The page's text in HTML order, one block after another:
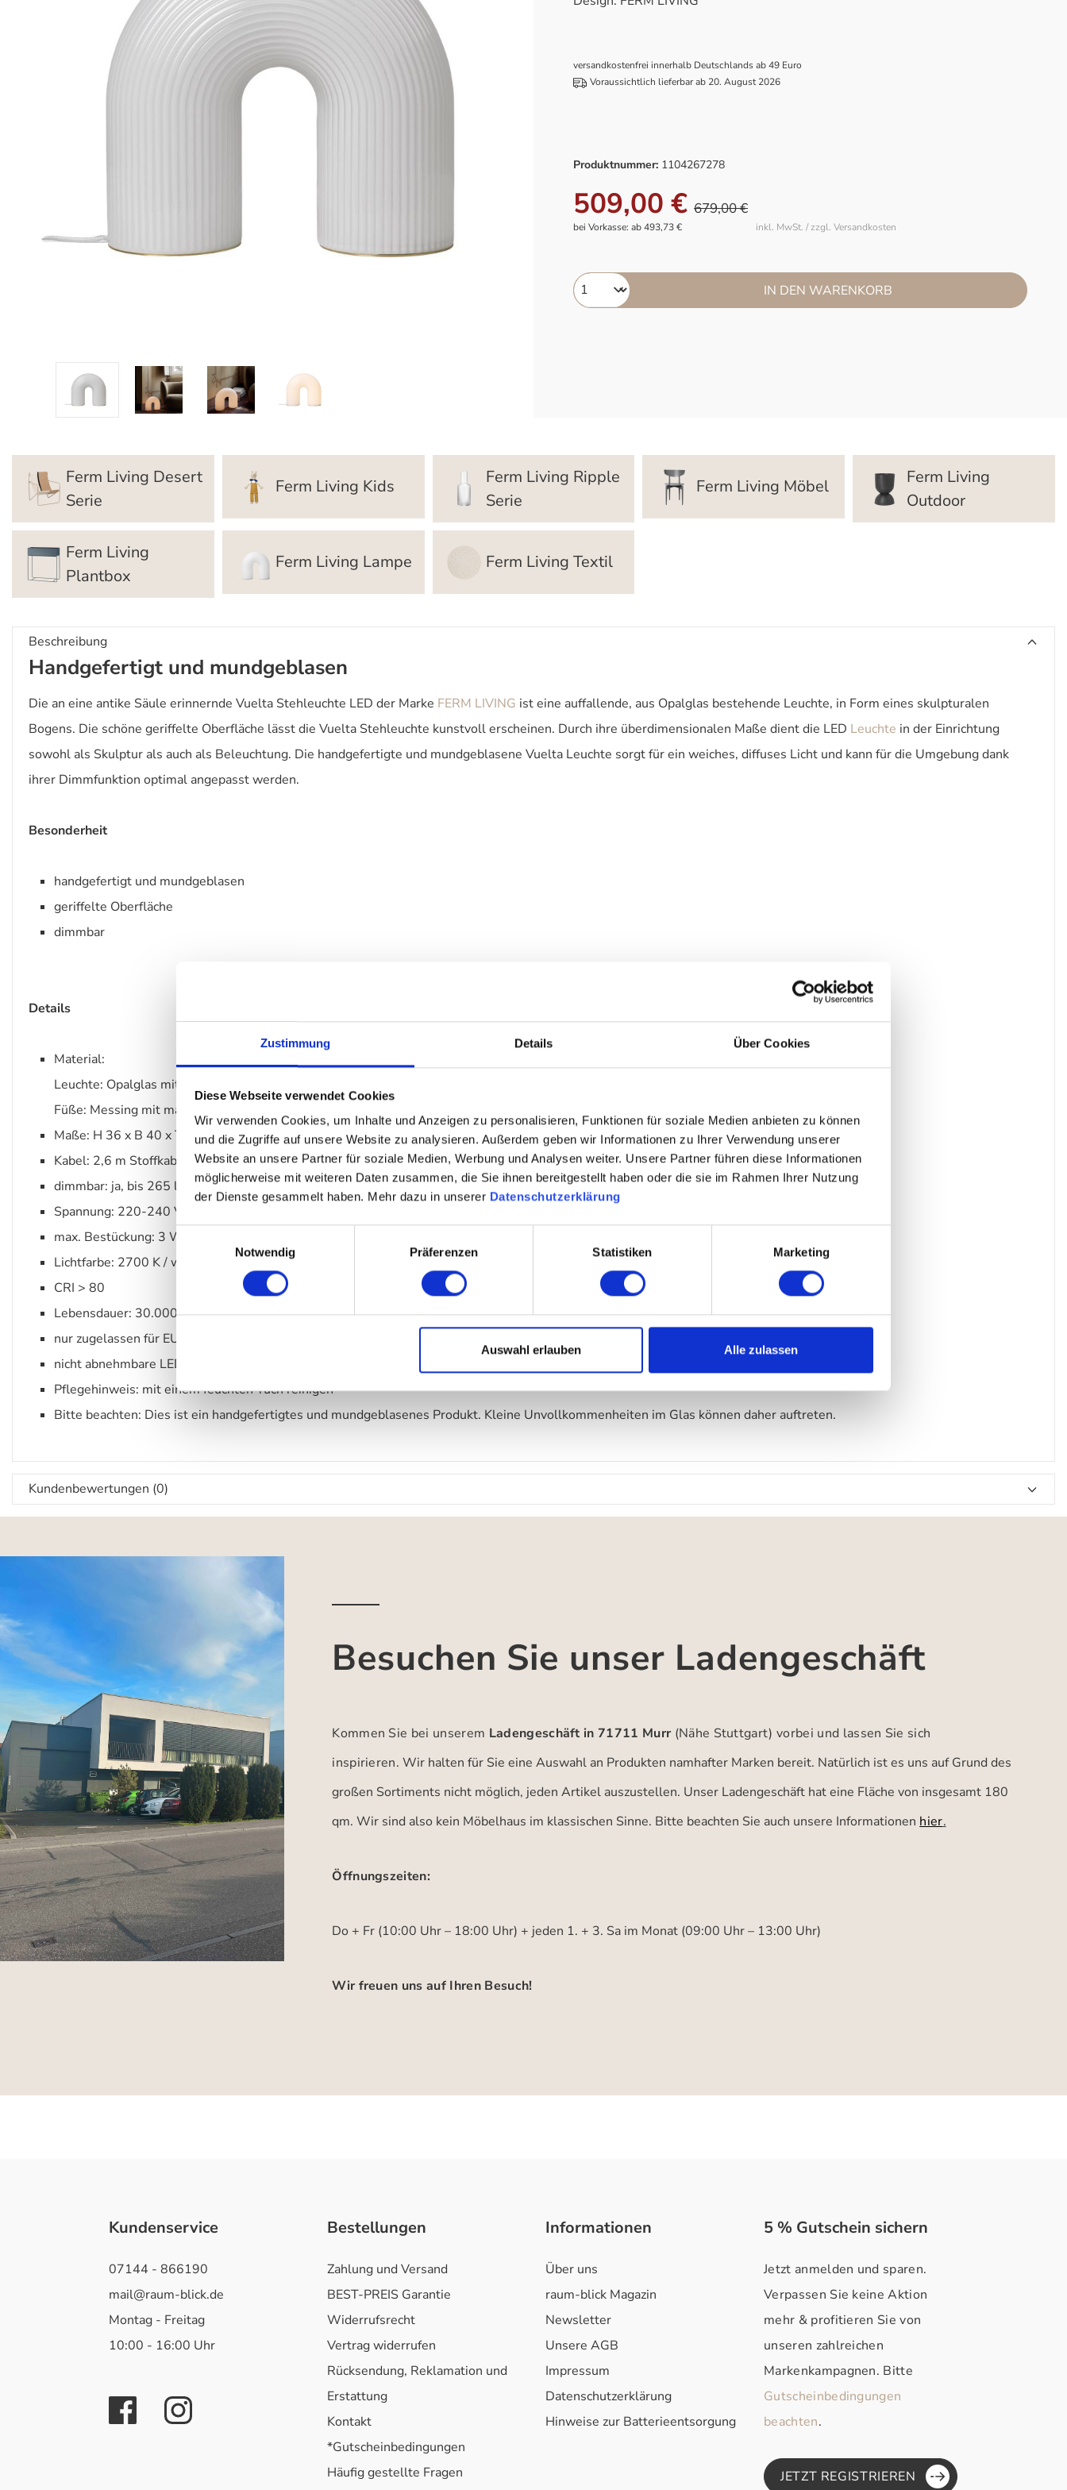
Zustimmung Details Über Cookies
Diese Webseite verwendet Cookies
Wir verwenden Cookies, um Inhalte und Anzeigen zu personalisieren, Funktionen für soziale Medien anbieten zu können
und die Zugriffe auf unsere Website zu analysieren. Außerdem geben wir Informationen zu Ihrer Verwendung unserer
Website an unsere Partner für soziale Medien, Werbung und Analysen weiter. Unsere Partner führen diese Informationen
möglicherweise mit weiteren Daten zusammen, die Sie ihnen bereitgestellt haben oder die sie im Rahmen Ihrer Nutzung
der Dienste gesammelt haben. Mehr dazu in unserer Datenschutzerklärung
Einwilligungsauswahl
Notwendig
Präferenzen Statistiken Marketing
Auswahl erlauben Alle zulassen
versandkostenfrei innerhalb Deutschlands ab 49 Euro
Voraussichtlich lieferbar ab 20. August 2026
Produktnummer: 1104267278
509,00 € 679,00 €
inkl. MwSt. / zzgl. Versandkosten
bei Vorkasse: ab 493,73 €
IN DEN WARENKORB
Ferm Living Desert
Serie
Ferm Living Kids
Ferm Living Ripple
Serie
Ferm Living Möbel
Ferm Living
Outdoor
Ferm Living
Plantbox
Ferm Living Lampe Ferm Living Textil
Beschreibung
Handgefertigt und mundgeblasen
Die an eine antike Säule erinnernde Vuelta Stehleuchte LED der Marke FERM LIVING ist eine auffallende, aus Opalglas bestehende Leuchte, in Form eines skulpturalen
Bogens. Die schöne geriffelte Oberfläche lässt die Vuelta Stehleuchte kunstvoll erscheinen. Durch ihre überdimensionalen Maße dient die LED Leuchte in der Einrichtung
sowohl als Skulptur als auch als Beleuchtung. Die handgefertigte und mundgeblasene Vuelta Leuchte sorgt für ein weiches, diffuses Licht und kann für die Umgebung dank
ihrer Dimmfunktion optimal angepasst werden.
Besonderheit
handgefertigt und mundgeblasen
geriffelte Oberfläche
dimmbar
Details
Material:
Leuchte: Opalglas mit glänzendem Finish
Füße: Messing mit matter Politur
Maße: H 36 x B 40 x T 16 cm
Kabel: 2,6 m Stoffkabel
dimmbar: ja, bis 265 lm
Spannung: 220-240 V – 50 Hz
max. Bestückung: 3 Watt
Lichtfarbe: 2700 K / warmweiß
CRI > 80
Lebensdauer: 30.000 Stunden
nur zugelassen für EU/NO/CH
nicht abnehmbare LED-Lichtquelle
Pflegehinweis: mit einem feuchten Tuch reinigen
Bitte beachten: Dies ist ein handgefertigtes und mundgeblasenes Produkt. Kleine Unvollkommenheiten im Glas können daher auftreten.
Kundenbewertungen (0)
Besuchen Sie unser Ladengeschäft
Kommen Sie bei unserem Ladengeschäft in 71711 Murr (Nähe Stuttgart) vorbei und lassen Sie sich
inspirieren.Wir halten für Sie eine Auswahl an Produkten namhafter Marken bereit. Natürlich ist es uns auf Grund des
großen Sortiments nicht möglich, jeden Artikel auszustellen. Unser Ladengeschäft hat eine Fläche von insgesamt 180
qm. Wir sind also kein Möbelhaus im klassischen Sinne. Bitte beachten Sie auch unsere Informationen hier.
Öffnungszeiten:
Do + Fr (10:00 Uhr – 18:00 Uhr) + jeden 1. + 3. Sa im Monat (09:00 Uhr – 13:00 Uhr)
Wir freuen uns auf Ihren Besuch!
Kundenservice
07144 - 866190
mail@raum-blick.de
Montag - Freitag
10:00 - 16:00 Uhr
Bestellungen
Zahlung und Versand
BEST-PREIS Garantie
Widerrufsrecht
Vertrag widerrufen
Rücksendung, Reklamation und
Erstattung
Kontakt
*Gutscheinbedingungen
Häufig gestellte Fragen
Informationen
Über uns
raum-blick Magazin
Newsletter
Unsere AGB
Impressum
Datenschutzerklärung
Hinweise zur Batterieentsorgung
5 % Gutschein sichern
Jetzt anmelden und sparen.
Verpassen Sie keine Aktion
mehr & profitieren Sie von
unseren zahlreichen
Markenkampagnen. Bitte
Gutscheinbedingungen
beachten.
JETZT REGISTRIEREN